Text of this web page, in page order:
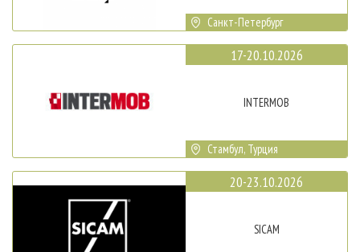
Санкт-Петербург
17-20.10.2026
INTERMOB
Стамбул, Турция
20-23.10.2026
SICAM